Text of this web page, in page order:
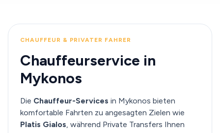
CHAUFFEUR & PRIVATER FAHRER
Chauffeurservice in
Mykonos
Die Chauffeur-Services in Mykonos bieten
komfortable Fahrten zu angesagten Zielen wie
Platis Gialos, während Private Transfers Ihnen